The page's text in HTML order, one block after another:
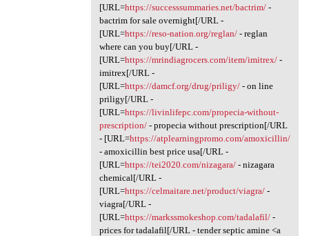
[URL=https://successsummaries.net/bactrim/-
bactrim for sale overnight[/URL -
[URL=https://reso-nation.org/reglan/- reglan
where can you buy[/URL -
[URL=https://mrindiagrocers.com/item/imitrex/-
imitrex[/URL -
[URL=https://damcf.org/drug/priligy/- on line
priligy[/URL -
[URL=https://livinlifepc.com/propecia-without-
prescription/- propecia without prescription[/URL
- [URL=https://atplearningpromo.com/amoxicillin/
- amoxicillin best price usa[/URL -
[URL=https://tei2020.com/nizagara/- nizagara
chemical[/URL -
[URL=https://celmaitare.net/product/viagra/-
viagra[/URL -
[URL=https://markssmokeshop.com/tadalafil/-
prices for tadalafil[/URL - tender septic amine <a